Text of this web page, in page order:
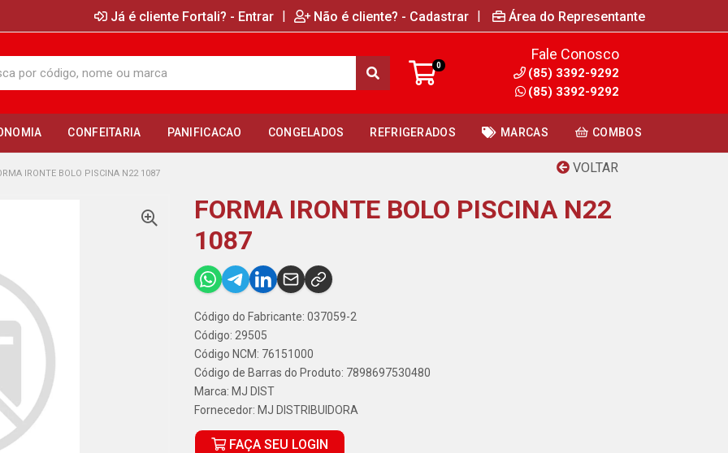
Já é cliente Fortali? - Entrar | Não é cliente? - Cadastrar | Área do Representante
0
Fale Conosco
(85) 3392-9292
(85) 3392-9292
CONFEITARIA PANIFICACAO CONGELADOS REFRIGERADOS MARCAS COMBOS
VOLTAR
IRONTE BOLO PISCINA N22 1087
FORMA IRONTE BOLO PISCINA N22
1087
Código do Fabricante: 037059-2
Código: 29505
Código NCM: 76151000
Código de Barras do Produto: 7898697530480
Marca: MJ DIST
Fornecedor: MJ DISTRIBUIDORA
FAÇA SEU LOGIN